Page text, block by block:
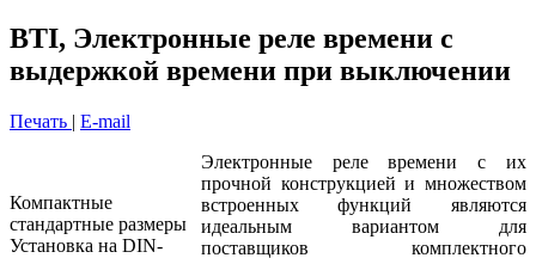
BTI, Электронные реле времени с
выдержкой времени при выключении
Печать | E-mail
Электронные реле времени с их
прочной конструкцией и множеством
встроенных функций являются
идеальным вариантом для
поставщиков комплектного
Компактные
стандартные размеры
Установка на DIN-